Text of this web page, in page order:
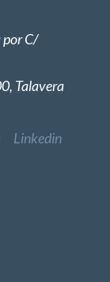
por C/
Talavera
Linkedin